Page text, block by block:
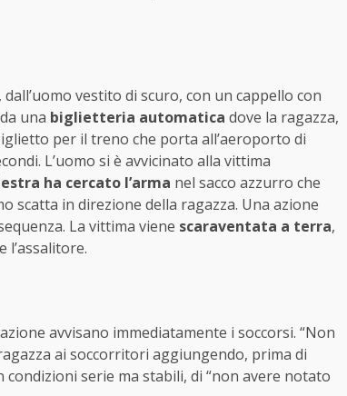
vestito di scuro, con un cappello con
una biglietteria automatica dove la ragazza,
per il treno che porta all’aeroporto di
L’uomo si è avvicinato alla vittima
ha cercato l’arma nel sacco azzurro che
scatta in direzione della ragazza. Una azione
La vittima viene scaraventata a terra,
l’assalitore.
avvisano immediatamente i soccorsi. “Non
ai soccorritori aggiungendo, prima di
serie ma stabili, di “non avere notato